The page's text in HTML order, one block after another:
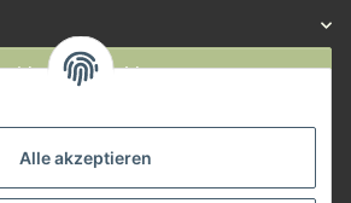
Alle akzeptieren
Widerruf anmelden